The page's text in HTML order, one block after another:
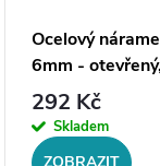
Ocelový
6mm -
- výběr barev
292 Kč
Skladem